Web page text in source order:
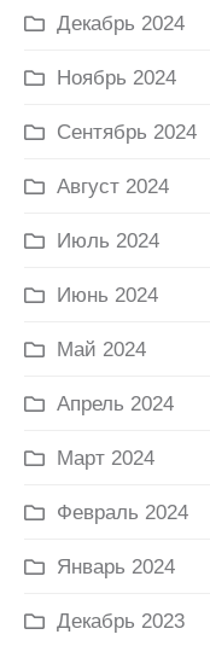
Декабрь 2024
Ноябрь 2024
Сентябрь 2024
Август 2024
Июль 2024
Июнь 2024
Май 2024
Апрель 2024
Март 2024
Февраль 2024
Январь 2024
Декабрь 2023